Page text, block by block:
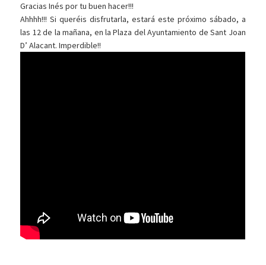
Gracias Inés por tu buen hacer!!!
Ahhhh!!! Si queréis disfrutarla, estará este próximo sábado, a
las 12 de la mañana, en la Plaza del Ayuntamiento de Sant Joan
D’ Alacant. Imperdible!!